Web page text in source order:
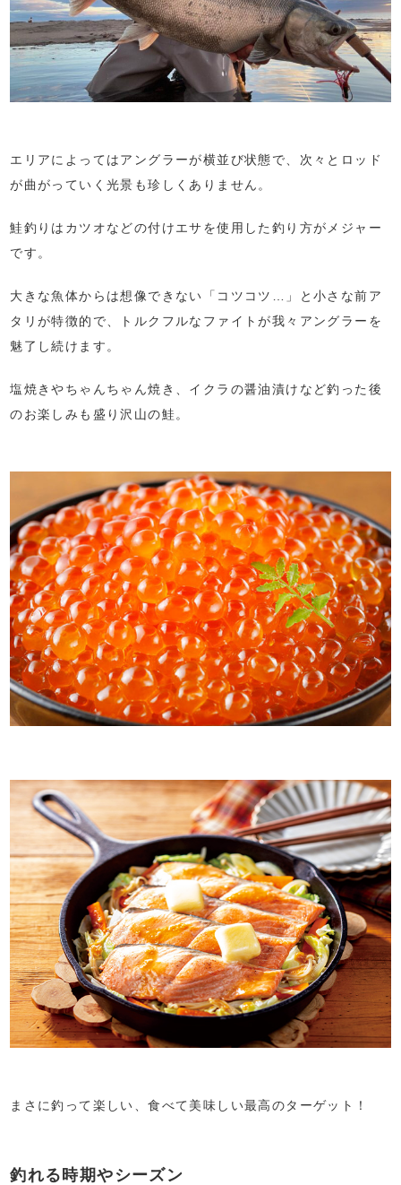
エリアによってはアングラーが横並び状態で、次々とロッド
が曲がっていく光景も珍しくありません。
鮭釣りはカツオなどの付けエサを使用した釣り方がメジャー
です。
大きな魚体からは想像できない「コツコツ…」と小さな前ア
タリが特徴的で、トルクフルなファイトが我々アングラーを
魅了し続けます。
塩焼きやちゃんちゃん焼き、イクラの醤油漬けなど釣った後
のお楽しみも盛り沢山の鮭。
まさに釣って楽しい、食べて美味しい最高のターゲット！
釣れる時期やシーズン